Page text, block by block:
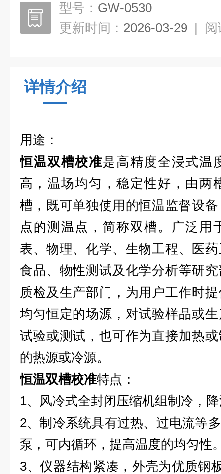
型号： GW-0530
更新时间： 2026-03-29 | 阅
详情介绍
用途：
恒温双槽校准是高精度全浸式温
高，温场均匀，稳定性好，由两
槽，既可单独使用的恒温监督设
点的测温点，简称双槽。广泛用
表、物理、化学、生物工程、医
食品、物性测试及化学分析等研
质检及生产部门，为用户工作时
均匀恒定的场源，对试验样品或
试验或测试，也可作为直接加热
的热源或冷源。
恒温双槽校准特点：
1、风冷式全封闭压缩机组制冷，
2、制冷系统具有过热、过电流等
泵，可内循环，提高温度的均匀性
3、仪器结构紧凑，外壳为优质钢